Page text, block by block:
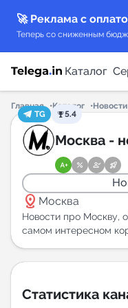
🚀 Реклама с
Теперь со сниженным
Каталог
Каталог каналов
Каталог ботов
Горящие
Индекс
New
New
Главная Каталог
TG
5.4
Москва -
distance Москва
Новости про Москву,
самом интересном
Статистика